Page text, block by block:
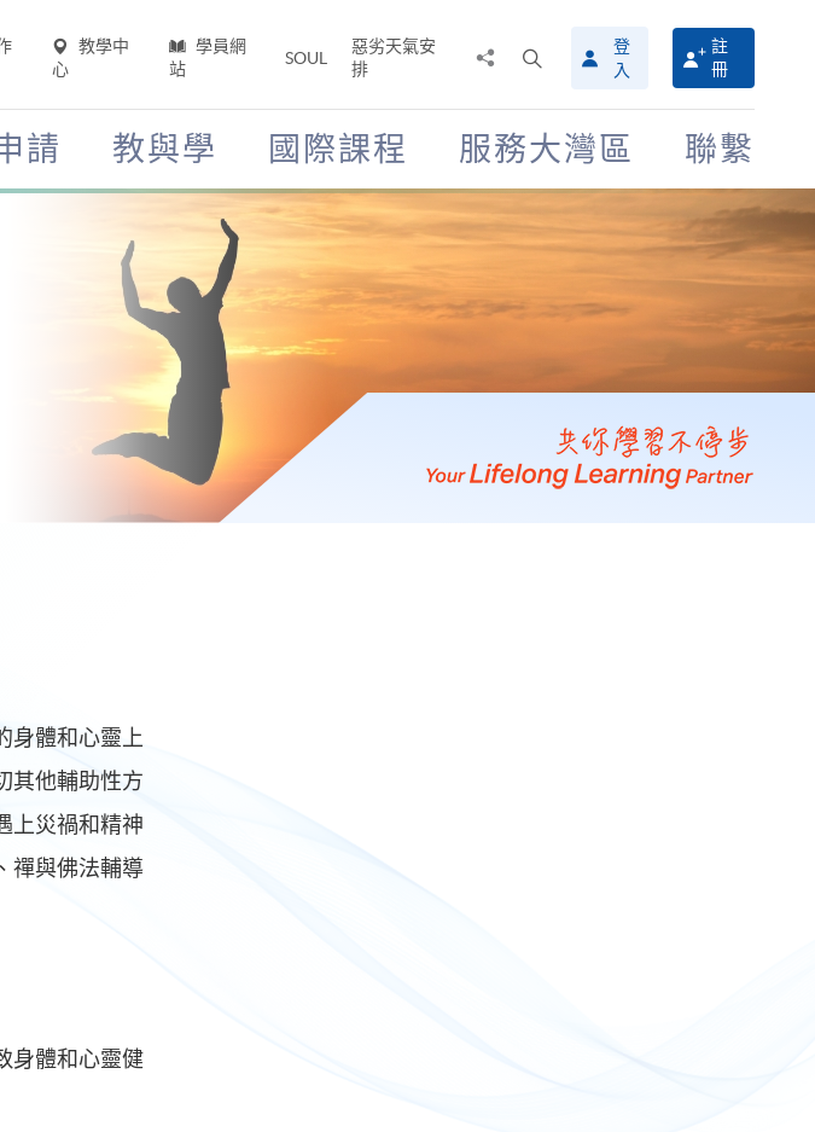
教學中
心
學員網
站
SOUL
惡劣天氣安
排
搜
尋
介
面
登
入
註
冊
請 教與學 國際課程 服務大灣區 聯繫
身體和心靈上
其他輔助性方
上災禍和精神
禪與佛法輔導
身體和心靈健